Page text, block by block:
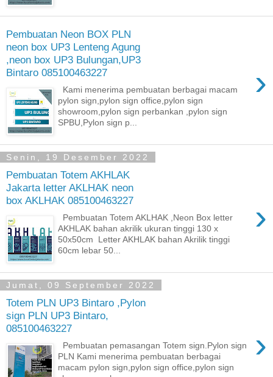
Pembuatan Neon BOX PLN
neon box UP3 Lenteng Agung
,neon box UP3 Bulungan,UP3
Bintaro 085100463227
›
Kami menerima pembuatan berbagai macam
pylon sign,pylon sign office,pylon sign
showroom,pylon sign perbankan ,pylon sign
SPBU,Pylon sign p...
Senin, 19 Desember 2022
Pembuatan Totem AKHLAK
Jakarta letter AKLHAK neon
box AKLHAK 085100463227
›
Pembuatan Totem AKLHAK ,Neon Box letter
AKHLAK bahan akrilik ukuran tinggi 130 x
50x50cm Letter AKHLAK bahan Akrilik tinggi
60cm lebar 50...
Jumat, 09 September 2022
Totem PLN UP3 Bintaro ,Pylon
sign PLN UP3 Bintaro,
085100463227
›
Pembuatan pemasangan Totem sign.Pylon sign
PLN Kami menerima pembuatan berbagai
macam pylon sign,pylon sign office,pylon sign